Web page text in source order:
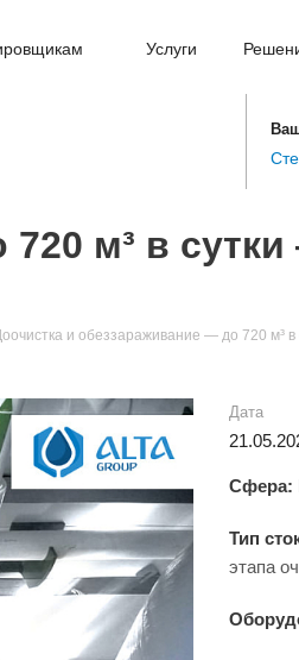
Услуги
м³ в
и обеззараживание — до 720 м³
Дата
Сфера:
Тип
этапа